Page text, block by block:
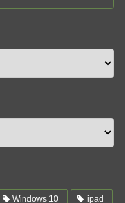
Windows 10 ipad